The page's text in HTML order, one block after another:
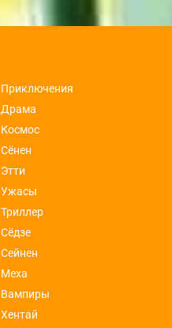
Приключения
Драма
Космос
Сёнен
Этти
Ужасы
Триллер
Сёдзе
Сейнен
Меха
Вампиры
Хентай